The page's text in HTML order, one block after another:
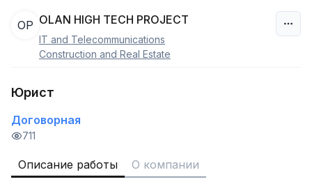
Узбекистан
Руководитель отдела продаж
6,000,000 - 15,000,000 sum
Full time job
Ish joyidan
OP OLAN HIGH TECH PROJECT
IT and Telecommunications
Construction and Real Estate
Юрист
Договорная
711
Описание работы О компании